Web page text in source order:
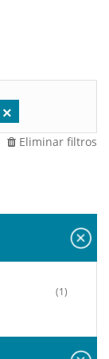
Eliminar filtros
(1)